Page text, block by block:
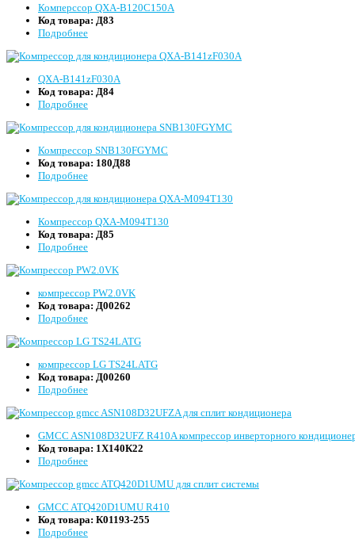
Комперссор QXA-B120C150A
Код товара: Д83
Подробнее
QXA-B141zF030A
Код товара: Д84
Подробнее
Компрессор SNB130FGYMC
Код товара: 180Д88
Подробнее
Компрессор QXA-M094T130
Код товара: Д85
Подробнее
компрессор PW2.0VK
Код товара: Д00262
Подробнее
компрессор LG TS24LATG
Код товара: Д00260
Подробнее
GMCC ASN108D32UFZ R410A компрессор инверторного
Код товара: 1Х140К22
Подробнее
GMCC ATQ420D1UMU R410
Код товара: К01193-255
Подробнее